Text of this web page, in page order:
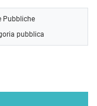
Pubbliche
pubblica